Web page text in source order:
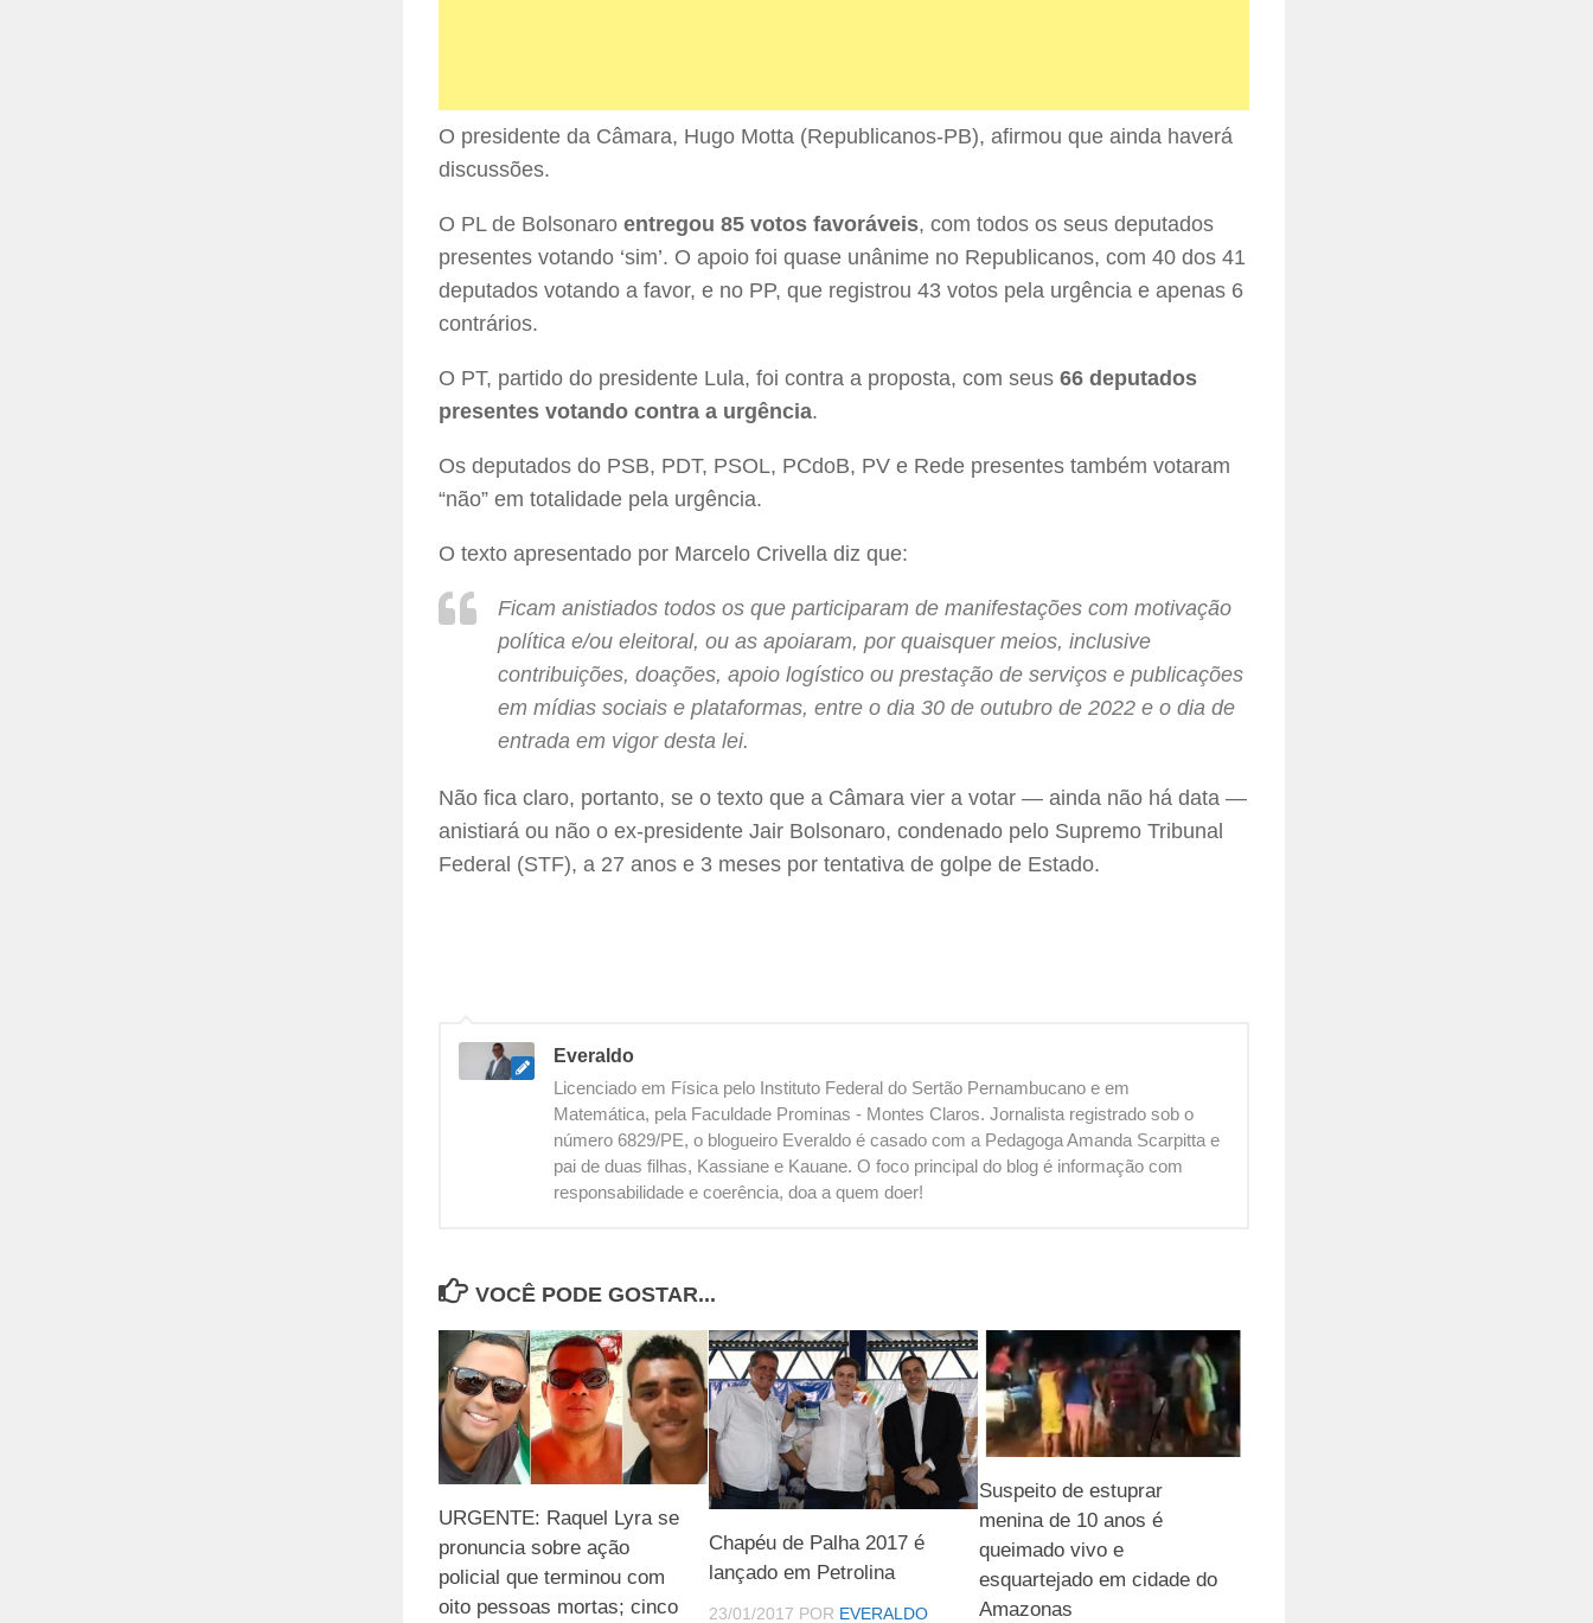
O presidente da Câmara, Hugo Motta (Republicanos-PB), afirmou que ainda haverá
discussões.
O PL de Bolsonaro entregou 85 votos favoráveis, com todos os seus deputados
presentes votando ‘sim’. O apoio foi quase unânime no Republicanos, com 40 dos 41
deputados votando a favor, e no PP, que registrou 43 votos pela urgência e apenas 6
contrários.
O PT, partido do presidente Lula, foi contra a proposta, com seus 66 deputados
presentes votando contra a urgência.
Os deputados do PSB, PDT, PSOL, PCdoB, PV e Rede presentes também votaram
“não” em totalidade pela urgência.
O texto apresentado por Marcelo Crivella diz que:
Ficam anistiados todos os que participaram de manifestações com motivação
política e/ou eleitoral, ou as apoiaram, por quaisquer meios, inclusive
contribuições, doações, apoio logístico ou prestação de serviços e publicações
em mídias sociais e plataformas, entre o dia 30 de outubro de 2022 e o dia de
entrada em vigor desta lei.
Não fica claro, portanto, se o texto que a Câmara vier a votar — ainda não há data —
anistiará ou não o ex-presidente Jair Bolsonaro, condenado pelo Supremo Tribunal
Federal (STF), a 27 anos e 3 meses por tentativa de golpe de Estado.
Everaldo
Licenciado em Física pelo Instituto Federal do Sertão Pernambucano e em
Matemática, pela Faculdade Prominas - Montes Claros. Jornalista registrado sob o
número 6829/PE, o blogueiro Everaldo é casado com a Pedagoga Amanda Scarpitta e
pai de duas filhas, Kassiane e Kauane. O foco principal do blog é informação com
responsabilidade e coerência, doa a quem doer!
VOCÊ PODE GOSTAR...
URGENTE: Raquel Lyra se
pronuncia sobre ação
policial que terminou com
oito pessoas mortas; cinco
Chapéu de Palha 2017 é
lançado em Petrolina
23/01/2017 POR EVERALDO
Suspeito de estuprar
menina de 10 anos é
queimado vivo e
esquartejado em cidade do
Amazonas